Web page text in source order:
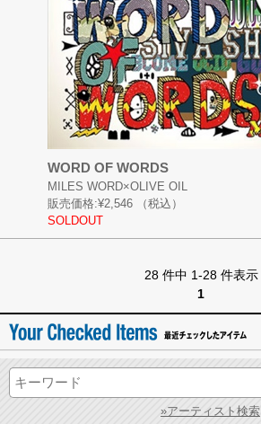
WORD OF WORDS
MILES WORD×OLIVE OIL
販売価格:¥2,546
（税込）
SOLDOUT
28 件中 1-28 件表示
1
»アーティスト検索